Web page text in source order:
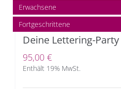
Erwachsene
Fortgeschrittene
Deine Lettering-Party
95,00 €
Enthält 19% MwSt.